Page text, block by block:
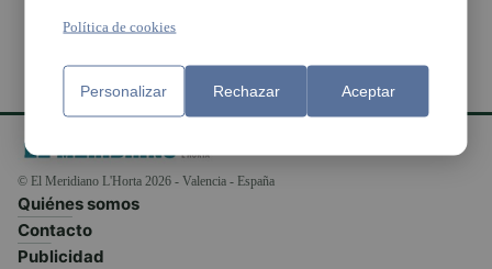
© El Meridiano L'Horta 2026 - Valencia - España
Quiénes somos
Contacto
Publicidad
Política de cookies
Personalizar Rechazar Aceptar